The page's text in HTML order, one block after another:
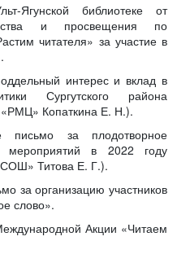
Ягунской библиотеке от
и просвещения по
читателя» за участие в
интерес и вклад в
Сургутского района
Копаткина Е. Н.).
письмо за плодотворное
мероприятий в 2022 году
СОШ» Титова Е. Г.).
за организацию участников
слово».
Акции «Читаем